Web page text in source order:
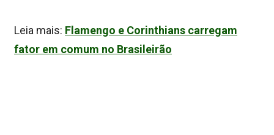
Leia mais: Flamengo e Corinthians carregam
fator em comum no Brasileirão